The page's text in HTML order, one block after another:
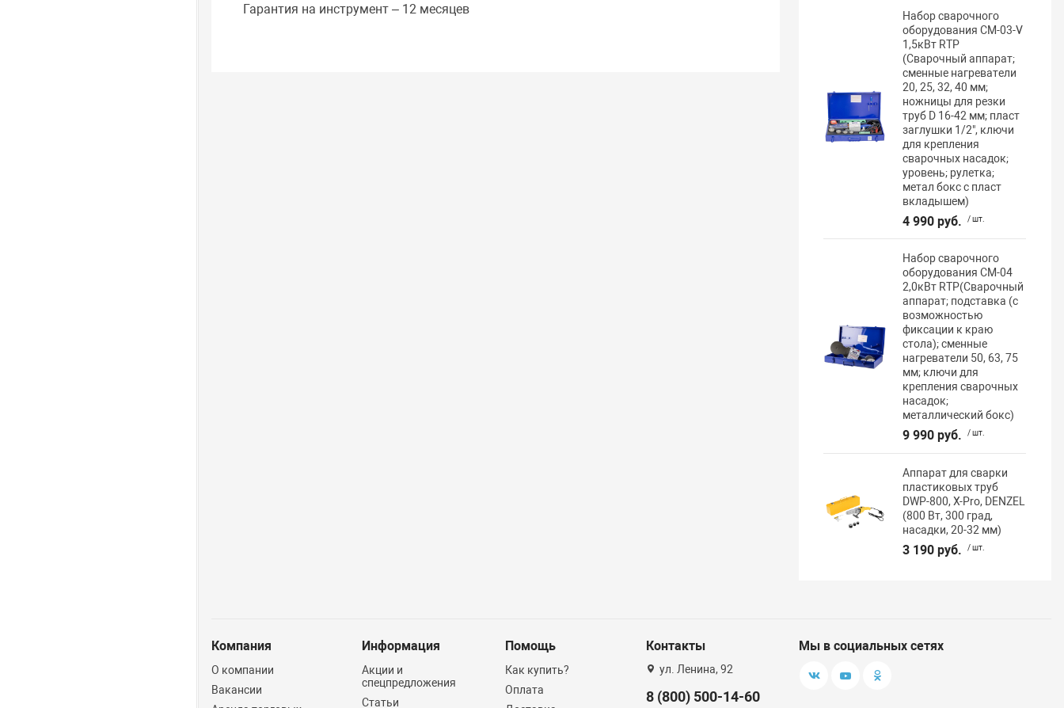
Гарантия на инструмент – 12 месяцев
Набор сварочного
оборудования CM-03-V
1,5кВт RTP
(Сварочный аппарат;
сменные нагреватели
20, 25, 32, 40 мм;
ножницы для резки
труб D 16-42 мм; пласт
заглушки 1/2", ключи
для крепления
сварочных насадок;
уровень; рулетка;
метал бокс с пласт
вкладышем)
4 990 руб. / шт.
Набор сварочного
оборудования CM-04
2,0кВт RTP(Сварочный
аппарат; подставка (с
возможностью
фиксации к краю
стола); сменные
нагреватели 50, 63, 75
мм; ключи для
крепления сварочных
насадок;
металлический бокс)
9 990 руб. / шт.
Аппарат для сварки
пластиковых труб
DWP-800, Х-Pro, DENZEL
(800 Вт, 300 град,
насадки, 20-32 мм)
3 190 руб. / шт.
Компания
О компании
Вакансии
Информация
Акции и
спецпредложения
Статьи
Помощь
Как купить?
Оплата
Контакты
ул. Ленина, 92
8 (800) 500-14-60
Мы в социальных сетях